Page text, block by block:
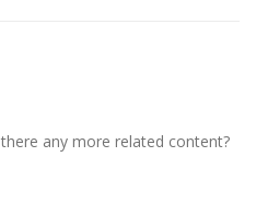
any more related content?